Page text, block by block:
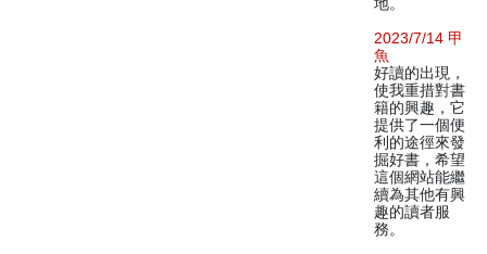
2023/7/14 甲
魚
好讀的出現，
使我重措對書
籍的興趣，它
提供了一個便
利的途徑來發
掘好書，希望
這個網站能繼
續為其他有興
趣的讀者服
務。